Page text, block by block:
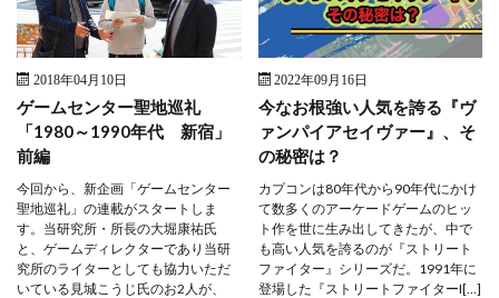
2018年04月10日
ゲームセンター聖地巡礼
「1980～1990年代 新宿」
前編
今回から、新企画「ゲームセンター
聖地巡礼」の連載がスタートしま
す。当研究所・所長の大堀康祐氏
と、ゲームディレクターであり当研
究所のライターとしても協力いただ
いている見城こうじ氏のお2人が、
2022年09月16日
今なお根強い人気を誇る『ヴ
ァンパイアセイヴァー』、そ
の秘密は？
カプコンは80年代から90年代にかけ
て数多くのアーケードゲームのヒッ
ト作を世に生み出してきたが、中で
も高い人気を誇るのが『ストリート
ファイター』シリーズだ。1991年に
登場した『ストリートファイターI[…]